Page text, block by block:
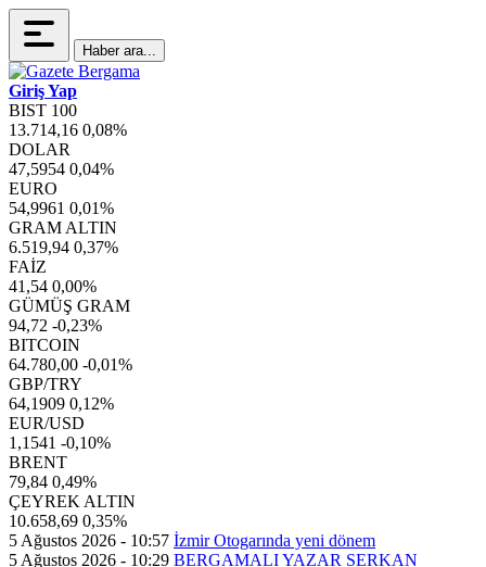
Haber ara...
Giriş Yap
BIST 100
13.714,16 0,08%
DOLAR
47,5954 0,04%
EURO
54,9961 0,01%
GRAM ALTIN
6.519,94 0,37%
FAİZ
41,54 0,00%
GÜMÜŞ GRAM
94,72 -0,23%
BITCOIN
64.780,00 -0,01%
GBP/TRY
64,1909 0,12%
EUR/USD
1,1541 -0,10%
BRENT
79,84 0,49%
ÇEYREK ALTIN
10.658,69 0,35%
5 Ağustos 2026 - 10:57 İzmir Otogarında yeni dönem
5 Ağustos 2026 - 10:29 BERGAMALI YAZAR SERKAN